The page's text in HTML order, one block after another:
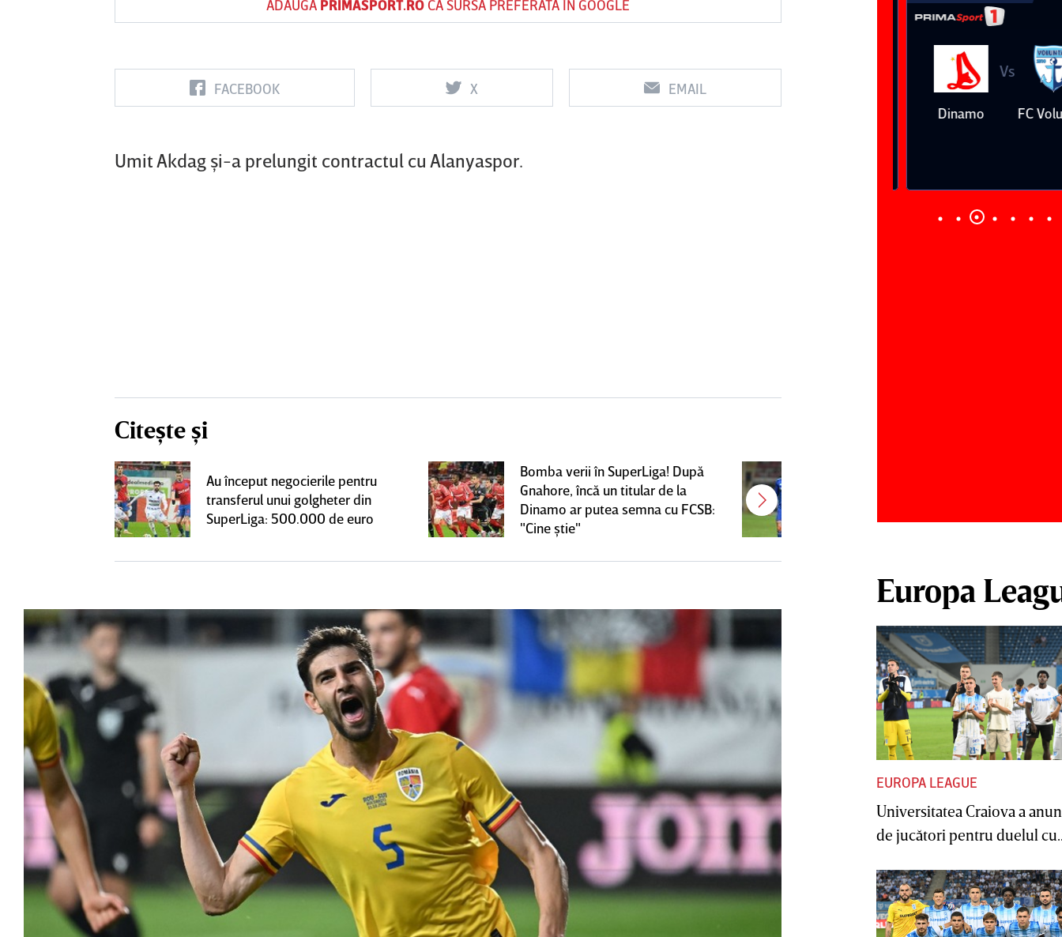
ADAUGĂ PRIMASPORT.ROCA SURSĂ PREFERATĂ ÎN GOOGLE
FACEBOOK X EMAIL
Umit Akdag şi-a prelungit contractul cu Alanyaspor.
Citește și
Au început negocierile pentru
transferul unui golgheter din
SuperLiga: 500.000 de euro
Bomba verii în SuperLiga! După
Gnahore, încă un titular de la
Dinamo ar putea semna cu FCSB:
"Cine ştie"
echipei noastre”
Vs Vs Vs Vs
Dinamo
Vs
FC
Europa
EUROPA LEAGUE
Universitatea Craiova a
de jucători pentru duelul